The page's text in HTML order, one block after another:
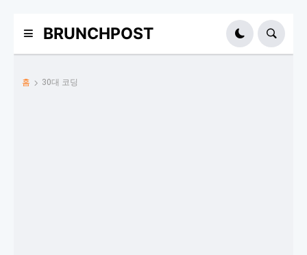
BRUNCHPOST
홈 30대 코딩